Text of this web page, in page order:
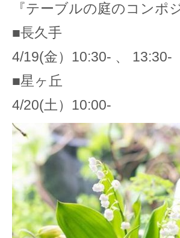
『テーブルの庭のコンポ
■長久手
4/19(金）10:30- 、 13:30-
■星ヶ丘
4/20(土）10:00-